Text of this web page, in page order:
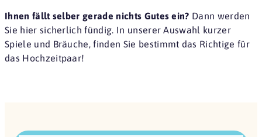
Ihnen fällt selber gerade nichts Gutes ein? Dann werden
Sie hier sicherlich fündig. In unserer Auswahl kurzer
Spiele und Bräuche, finden Sie bestimmt das Richtige für
das Hochzeitpaar!